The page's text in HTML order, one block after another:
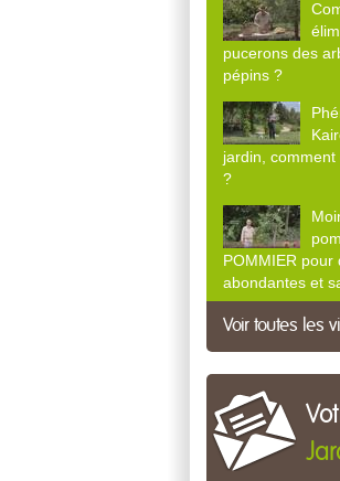
pucerons des
pépins ?
jardin,
?
POMMIER pour
abondantes et
Voir toutes les